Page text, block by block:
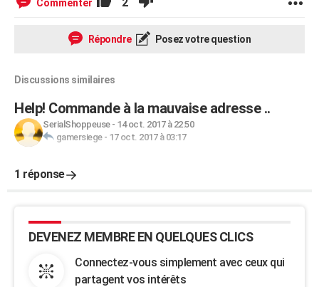
AVIS DE DÉCÈS
Bricolage
Lifestyle
Culture
Sport
Auto
Television
Voyage
Cinema
Commenter
Répondre Posez votre question
Discussions similaires
Help! Commande à la mauvaise adresse ..
SerialShoppeuse- 14 oct. 2017 à 22:50
gamersiege- 17 oct. 2017 à 03:17
1 réponse
DEVENEZ MEMBRE EN QUELQUES CLICS
Connectez-vous simplement avec ceux qui
partagent vos intérêts